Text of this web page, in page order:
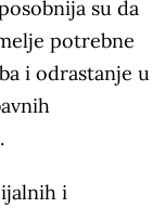
su da
potrebne
i odrastanje u
i